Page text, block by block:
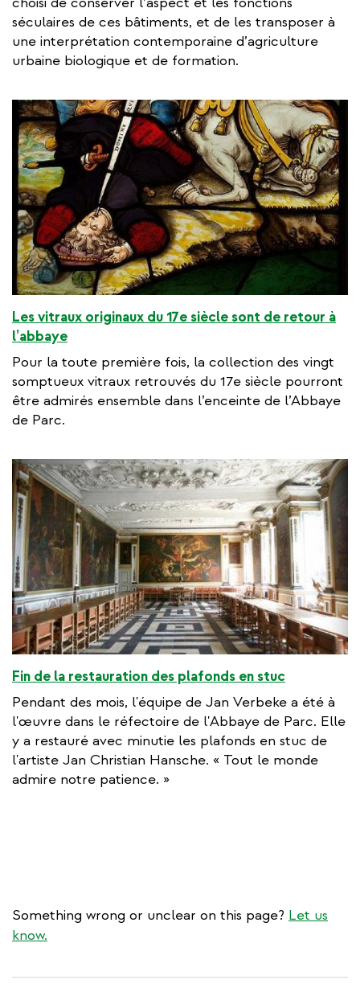
séculaires de ces bâtiments, et de les transposer à
une interprétation contemporaine d’agriculture
urbaine biologique et de formation.
Les vitraux originaux du 17e siècle sont de retour à
l’abbaye
Pour la toute première fois, la collection des vingt
somptueux vitraux retrouvés du 17e siècle pourront
être admirés ensemble dans l’enceinte de l’Abbaye
de Parc.
Fin de la restauration des plafonds en stuc
Pendant des mois, l'équipe de Jan Verbeke a été à
l'œuvre dans le réfectoire de l'Abbaye de Parc. Elle
y a restauré avec minutie les plafonds en stuc de
l'artiste Jan Christian Hansche. « Tout le monde
admire notre patience. »
Something wrong or unclear on this page? Let us
know.